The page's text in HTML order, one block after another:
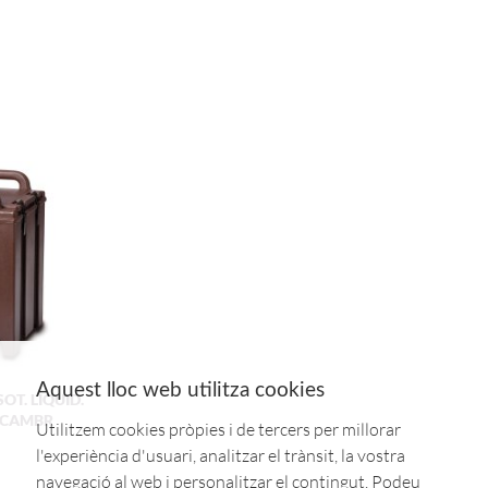
LIQUID.
Aquest lloc web utilitza cookies
Utilitzem cookies pròpies i de tercers per millorar
l'experiència d'usuari, analitzar el trànsit, la vostra
navegació al web i personalitzar el contingut. Podeu